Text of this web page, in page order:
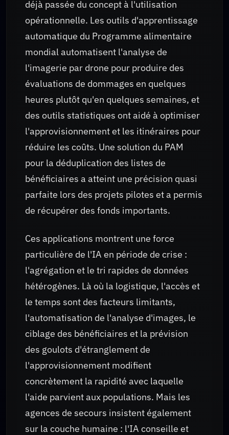
déjà passée du concept à l'utilisation
opérationnelle. Les outils d'apprentissage
automatique du Programme alimentaire
mondial automatisent l'analyse de
l'imagerie par drone pour produire des
évaluations de dommages en quelques
heures plutôt qu'en quelques semaines, et
des outils statistiques ont aidé à optimiser
l'approvisionnement et les itinéraires pour
réduire les coûts. Une solution du PAM
pour la déduplication des listes de
bénéficiaires a atteint une précision quasi
parfaite lors des projets pilotes et a permis
de récupérer des fonds importants.
Ces applications montrent une force
particulière de l'IA en période de crise :
l'agrégation et le tri rapides de données
hétérogènes. Là où la logistique, l'accès et
le temps sont des facteurs limitants,
l'automatisation de l'analyse d'images, le
ciblage des bénéficiaires et la prévision
des goulots d'étranglement de
l'approvisionnement modifient
concrètement la rapidité avec laquelle
l'aide parvient aux populations. Mais les
agences de secours insistent également
sur la couche humaine : l'IA conseille et